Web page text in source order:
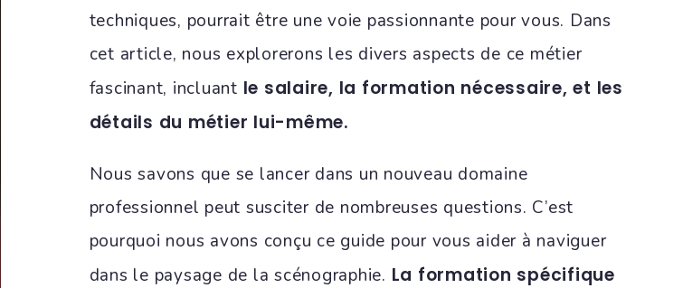
techniques, pourrait être une voie passionnante pour vous. Dans
cet article, nous explorerons les divers aspects de ce métier
fascinant, incluant le salaire, la formation nécessaire, et les
détails du métier lui-même.
Nous savons que se lancer dans un nouveau domaine
professionnel peut susciter de nombreuses questions. C’est
pourquoi nous avons conçu ce guide pour vous aider à naviguer
dans le paysage de la scénographie. La formation spécifique